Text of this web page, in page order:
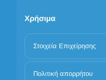
Χρήσιμα
Στοιχεία Επιχείρησης
Πολιτική απορρήτου